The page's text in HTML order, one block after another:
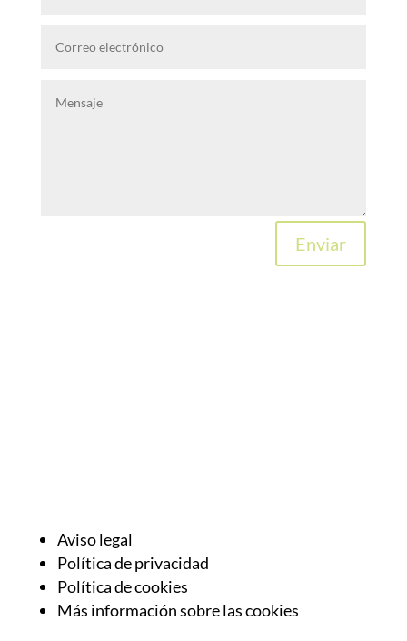
Enviar
Aviso legal
Política de privacidad
Política de cookies
Más información sobre las cookies